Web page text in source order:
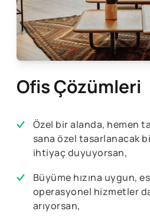
Ofis Çözümleri
Özel bir alanda, hemen
sana özel tasarlanacak
ihtiyaç duyuyorsan,
Büyüme hızına uygun,
operasyonel hizmetler
arıyorsan,